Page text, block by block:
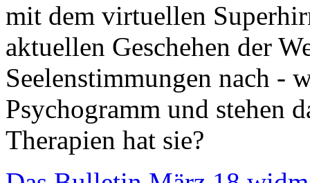
mit dem virtuellen
aktuellen Geschehen der
Seelenstimmungen nach -
Psychogramm und stehen
Therapien hat sie?